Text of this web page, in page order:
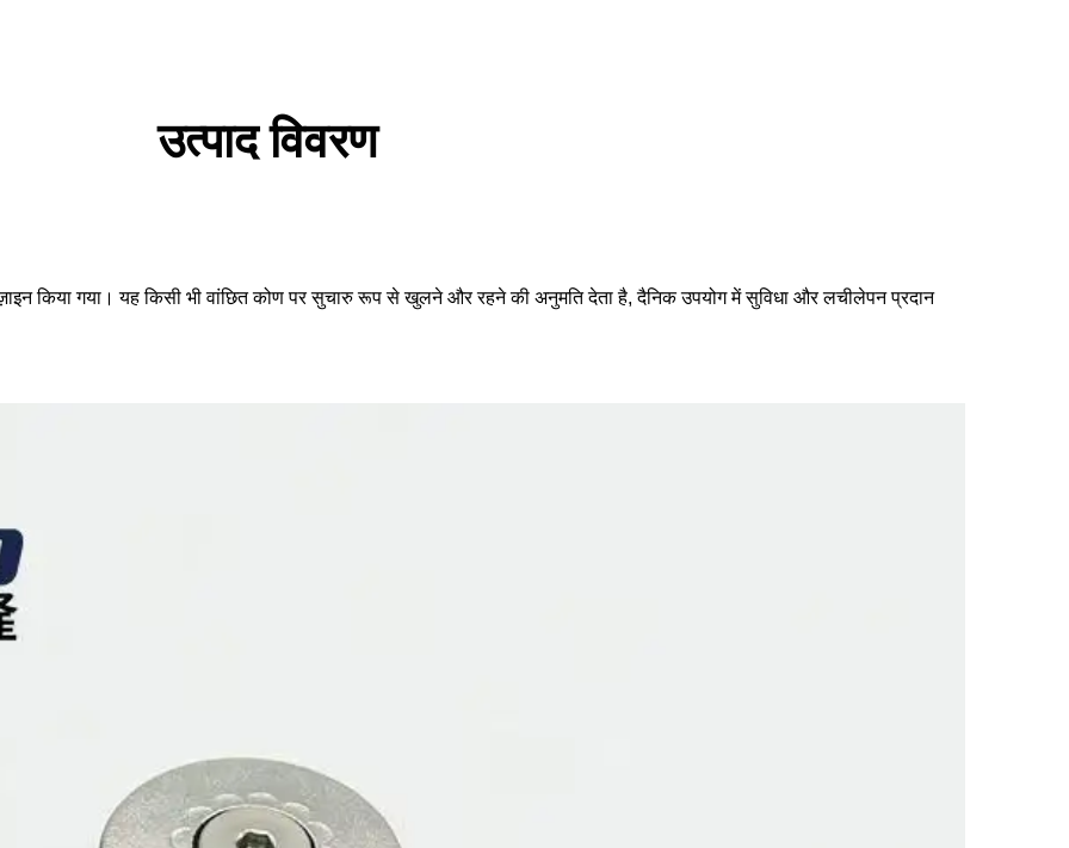
उत्पाद विवरण
किया गया। यह किसी भी वांछित कोण पर सुचारु रूप से खुलने और रहने की अनुमति देता है, दैनिक उपयोग में सुविधा और लचीलेपन प्रदान